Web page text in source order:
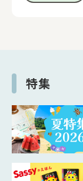
特集